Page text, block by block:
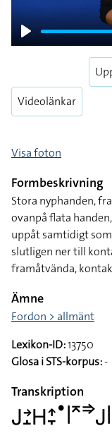
Play
Videolänkar
Visa foton
Formbeskrivning
Stora nyphanden,
ovanpå flata
uppåt samtidigt
slutligen ner till
framåtvända,
Ämne
Fordon > allmänt
Lexikon-ID:13750
Glosa i STS-korpus:-
Transkription